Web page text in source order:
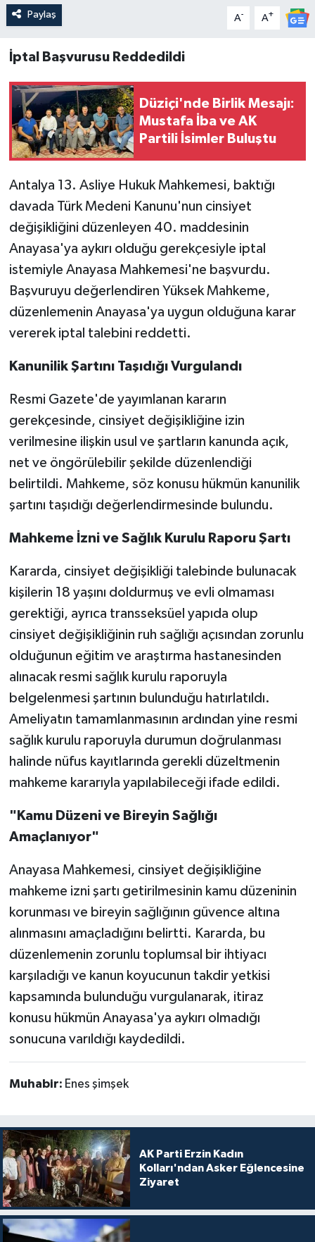
Paylaş A- A+
İptal Başvurusu Reddedildi
Düziçi'nde Birlik Mesajı:
Mustafa İba ve AK
Partili İsimler Buluştu
Antalya 13. Asliye Hukuk Mahkemesi, baktığı
davada Türk Medeni Kanunu'nun cinsiyet
değişikliğini düzenleyen 40. maddesinin
Anayasa'ya aykırı olduğu gerekçesiyle iptal
istemiyle Anayasa Mahkemesi'ne başvurdu.
Başvuruyu değerlendiren Yüksek Mahkeme,
düzenlemenin Anayasa'ya uygun olduğuna karar
vererek iptal talebini reddetti.
Kanunilik Şartını Taşıdığı Vurgulandı
Resmi Gazete'de yayımlanan kararın
gerekçesinde, cinsiyet değişikliğine izin
verilmesine ilişkin usul ve şartların kanunda açık,
net ve öngörülebilir şekilde düzenlendiği
belirtildi. Mahkeme, söz konusu hükmün kanunilik
şartını taşıdığı değerlendirmesinde bulundu.
Mahkeme İzni ve Sağlık Kurulu Raporu Şartı
Kararda, cinsiyet değişikliği talebinde bulunacak
kişilerin 18 yaşını doldurmuş ve evli olmaması
gerektiği, ayrıca transseksüel yapıda olup
cinsiyet değişikliğinin ruh sağlığı açısından zorunlu
olduğunun eğitim ve araştırma hastanesinden
alınacak resmi sağlık kurulu raporuyla
belgelenmesi şartının bulunduğu hatırlatıldı.
Ameliyatın tamamlanmasının ardından yine resmi
sağlık kurulu raporuyla durumun doğrulanması
halinde nüfus kayıtlarında gerekli düzeltmenin
mahkeme kararıyla yapılabileceği ifade edildi.
"Kamu Düzeni ve Bireyin Sağlığı
Amaçlanıyor"
Anayasa Mahkemesi, cinsiyet değişikliğine
mahkeme izni şartı getirilmesinin kamu düzeninin
korunması ve bireyin sağlığının güvence altına
alınmasını amaçladığını belirtti. Kararda, bu
düzenlemenin zorunlu toplumsal bir ihtiyacı
karşıladığı ve kanun koyucunun takdir yetkisi
kapsamında bulunduğu vurgulanarak, itiraz
konusu hükmün Anayasa'ya aykırı olmadığı
sonucuna varıldığı kaydedildi.
Muhabir: Enes şimşek
AK Parti Erzin Kadın
Kolları'ndan Asker Eğlencesine
Ziyaret